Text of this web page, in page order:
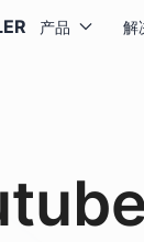
产品 解